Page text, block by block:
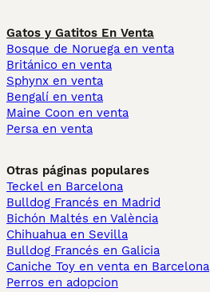
Gatos y Gatitos En Venta
Bosque de Noruega en venta
Británico en venta
Sphynx en venta
Bengalí en venta
Maine Coon en venta
Persa en venta
Otras páginas populares
Teckel en Barcelona
Bulldog Francés en Madrid
Bichón Maltés en València
Chihuahua en Sevilla
Bulldog Francés en Galicia
Caniche Toy en venta en Barcelona
Perros en adopcion